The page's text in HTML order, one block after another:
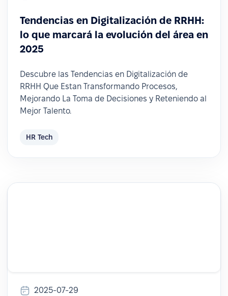
Tendencias en Digitalización de RRHH:
lo que marcará la evolución del área en
2025
Descubre las Tendencias en Digitalización de
RRHH Que Estan Transformando Procesos,
Mejorando La Toma de Decisiones y Reteniendo al
Mejor Talento.
HR Tech
2025-07-29